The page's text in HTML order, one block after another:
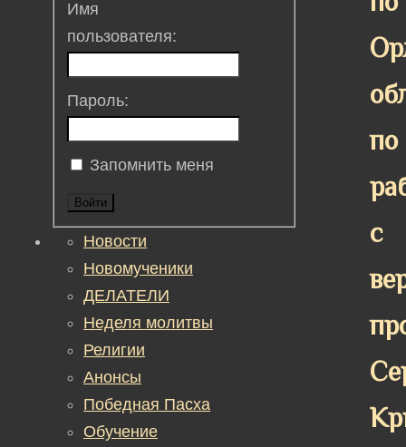
по
с
Имя
пользователя:
Пароль:
Запомнить меня
Войти
Новости
Новомученики
ДЕЛАТЕЛИ
Неделя молитвы
Религии
Анонсы
Победная Пасха
Обучение